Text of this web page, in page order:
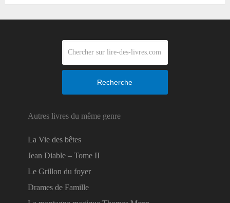
Recherche
Autres livres du même genre
La Vie des bêtes
Jean Diable – Tome II
Le Grillon du foyer
Drames de Famille